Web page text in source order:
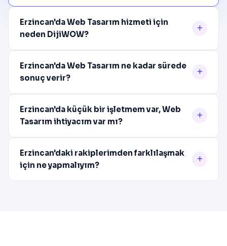
Erzincan'da Web Tasarım hizmeti için
neden DijiWOW?
Erzincan'da Web Tasarım ne kadar sürede
sonuç verir?
Erzincan'da küçük bir işletmem var, Web
Tasarım ihtiyacım var mı?
Erzincan'daki rakiplerimden farklılaşmak
için ne yapmalıyım?